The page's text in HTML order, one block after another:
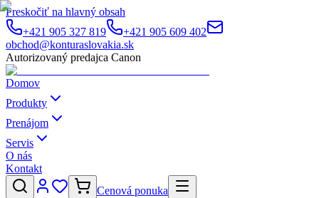
Preskočiť na hlavný obsah
+421 905 327 819
+421 905 609 402
obchod@konturaslovakia.sk
Autorizovaný predajca Canon
Domov
Produkty
Prenájom
Servis
O nás
Kontakt
Cenová ponuka